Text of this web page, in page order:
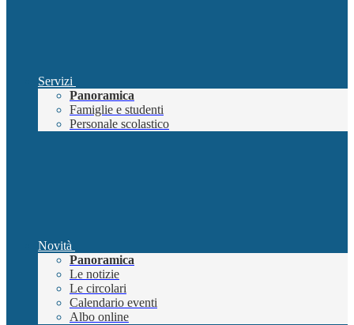
Servizi
Panoramica
Famiglie e studenti
Personale scolastico
Novità
Panoramica
Le notizie
Le circolari
Calendario eventi
Albo online